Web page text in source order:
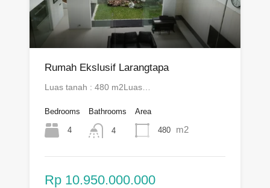
Rumah Ekslusif Larangtapa
Luas tanah : 480 m2Luas…
Bedrooms
4
Bathrooms
4
Area
480 m2
Rp 10.950.000.000